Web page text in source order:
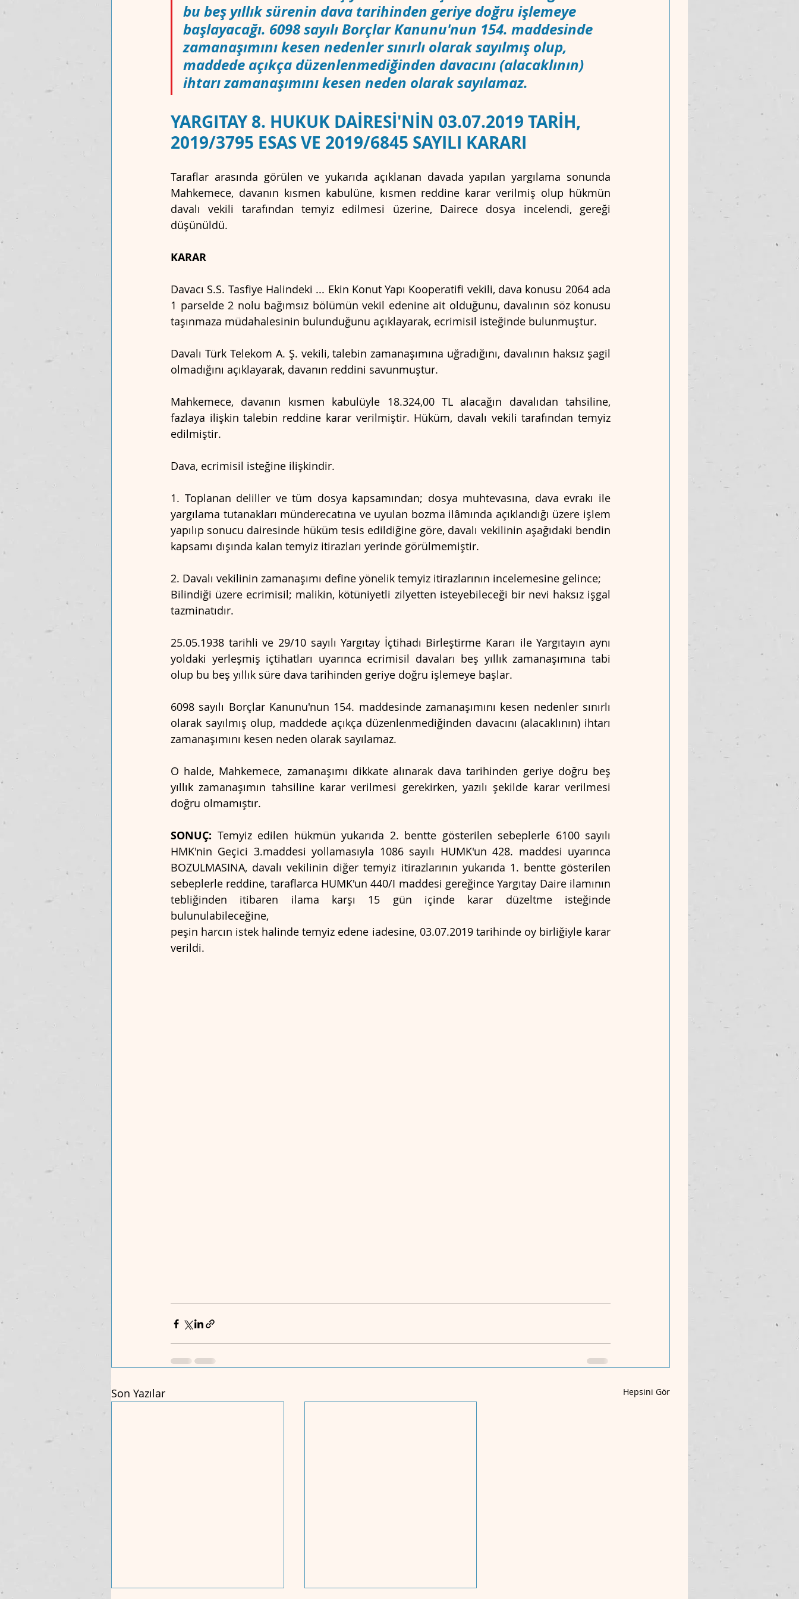
UYUŞMAZLIK MAHKEMESİ CMK
bu beş yıllık sürenin dava tarihinden geriye doğru işlemeye
başlayacağı. 6098 sayılı Borçlar Kanunu'nun 154. maddesinde
zamanaşımını kesen nedenler sınırlı olarak sayılmış olup,
maddede açıkça düzenlenmediğinden davacını (alacaklının)
ihtarı zamanaşımını kesen neden olarak sayılamaz.
YARGITAY 8. HUKUK DAİRESİ'NİN 03.07.2019 TARİH,
2019/3795 ESAS VE 2019/6845 SAYILI KARARI
Taraflar arasında görülen ve yukarıda açıklanan davada yapılan yargılama sonunda
Mahkemece, davanın kısmen kabulüne, kısmen reddine karar verilmiş olup hükmün
davalı vekili tarafından temyiz edilmesi üzerine, Dairece dosya incelendi, gereği
düşünüldü.
KARAR
Davacı S.S. Tasfiye Halindeki ... Ekin Konut Yapı Kooperatifi vekili, dava konusu 2064 ada
1 parselde 2 nolu bağımsız bölümün vekil edenine ait olduğunu, davalının söz konusu
taşınmaza müdahalesinin bulunduğunu açıklayarak, ecrimisil isteğinde bulunmuştur.
Davalı Türk Telekom A. Ş. vekili, talebin zamanaşımına uğradığını, davalının haksız şagil
olmadığını açıklayarak, davanın reddini savunmuştur.
Mahkemece, davanın kısmen kabulüyle 18.324,00 TL alacağın davalıdan tahsiline,
fazlaya ilişkin talebin reddine karar verilmiştir. Hüküm, davalı vekili tarafından temyiz
edilmiştir.
Dava, ecrimisil isteğine ilişkindir.
1. Toplanan deliller ve tüm dosya kapsamından; dosya muhtevasına, dava evrakı ile
yargılama tutanakları münderecatına ve uyulan bozma ilâmında açıklandığı üzere işlem
yapılıp sonucu dairesinde hüküm tesis edildiğine göre, davalı vekilinin aşağıdaki bendin
kapsamı dışında kalan temyiz itirazları yerinde görülmemiştir.
2. Davalı vekilinin zamanaşımı define yönelik temyiz itirazlarının incelemesine gelince;
Bilindiği üzere ecrimisil; malikin, kötüniyetli zilyetten isteyebileceği bir nevi haksız işgal
tazminatıdır.
25.05.1938 tarihli ve 29/10 sayılı Yargıtay İçtihadı Birleştirme Kararı ile Yargıtayın aynı
yoldaki yerleşmiş içtihatları uyarınca ecrimisil davaları beş yıllık zamanaşımına tabi
olup bu beş yıllık süre dava tarihinden geriye doğru işlemeye başlar.
6098 sayılı Borçlar Kanunu'nun 154. maddesinde zamanaşımını kesen nedenler sınırlı
olarak sayılmış olup, maddede açıkça düzenlenmediğinden davacını (alacaklının) ihtarı
zamanaşımını kesen neden olarak sayılamaz.
O halde, Mahkemece, zamanaşımı dikkate alınarak dava tarihinden geriye doğru beş
yıllık zamanaşımın tahsiline karar verilmesi gerekirken, yazılı şekilde karar verilmesi
doğru olmamıştır.
SONUÇ: Temyiz edilen hükmün yukarıda 2. bentte gösterilen sebeplerle 6100 sayılı
HMK'nin Geçici 3.maddesi yollamasıyla 1086 sayılı HUMK'un 428. maddesi uyarınca
BOZULMASINA, davalı vekilinin diğer temyiz itirazlarının yukarıda 1. bentte gösterilen
sebeplerle reddine, taraflarca HUMK'un 440/I maddesi gereğince Yargıtay Daire ilamının
tebliğinden itibaren ilama karşı 15 gün içinde karar düzeltme isteğinde
bulunulabileceğine,
peşin harcın istek halinde temyiz edene iadesine, 03.07.2019 tarihinde oy birliğiyle karar
verildi.
Son Yazılar Hepsini Gör